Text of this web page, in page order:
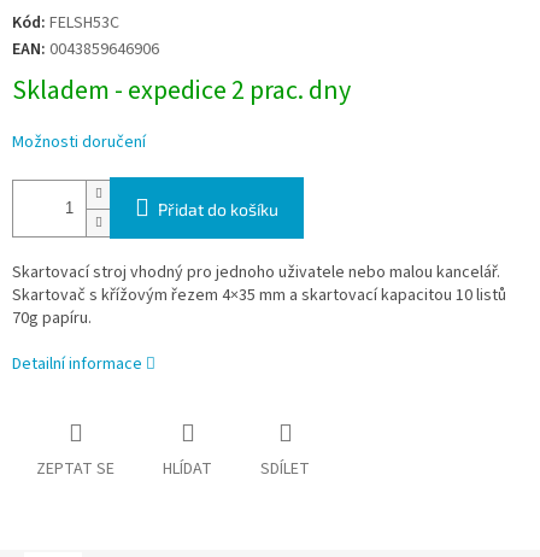
Měrná
cena:
Kód: FELSH53C
EAN: 0043859646906
Skladem - expedice 2 prac. dny
Možnosti doručení
Přidat do košíku
Skartovací stroj vhodný pro jednoho uživatele nebo malou kancelář.
Skartovač s křížovým řezem 4×35 mm a skartovací kapacitou 10 listů
70g papíru.
Detailní informace
ZEPTAT SE HLÍDAT SDÍLET